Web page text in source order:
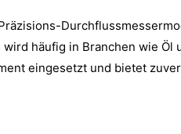
häufig in Branchen wie Öl
eingesetzt und bietet